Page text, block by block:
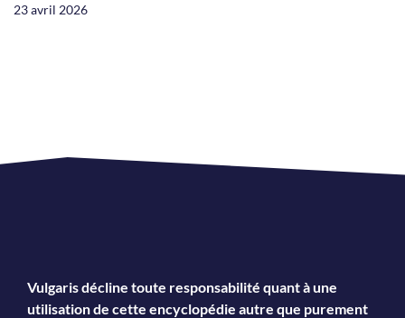
23 avril 2026
Vulgaris décline toute responsabilité quant à une
utilisation de cette encyclopédie autre que purement